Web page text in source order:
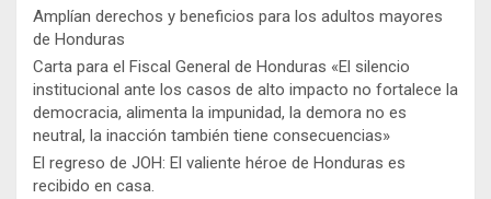
Amplían derechos y beneficios para los adultos mayores
de Honduras
Carta para el Fiscal General de Honduras «El silencio
institucional ante los casos de alto impacto no fortalece la
democracia, alimenta la impunidad, la demora no es
neutral, la inacción también tiene consecuencias»
El regreso de JOH: El valiente héroe de Honduras es
recibido en casa.